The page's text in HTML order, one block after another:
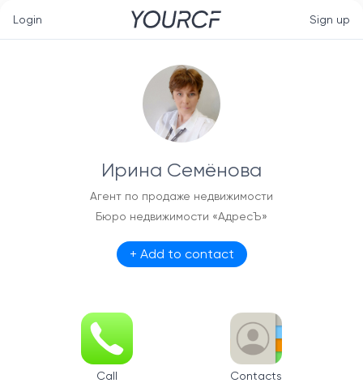
Login Sign up
Ирина Семёнова
Агент по продаже недвижимости
Бюро недвижимости «АдресЪ»
+ Add to contact
Call Contacts